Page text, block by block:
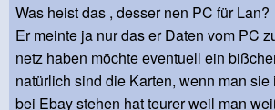
Was heist das , desser nen PC für Lan?
Er meinte ja nur das er Daten vom PC
netz haben möchte eventuell ein
natürlich sind die Karten, wenn man
bei Ebay stehen hat teurer weil man